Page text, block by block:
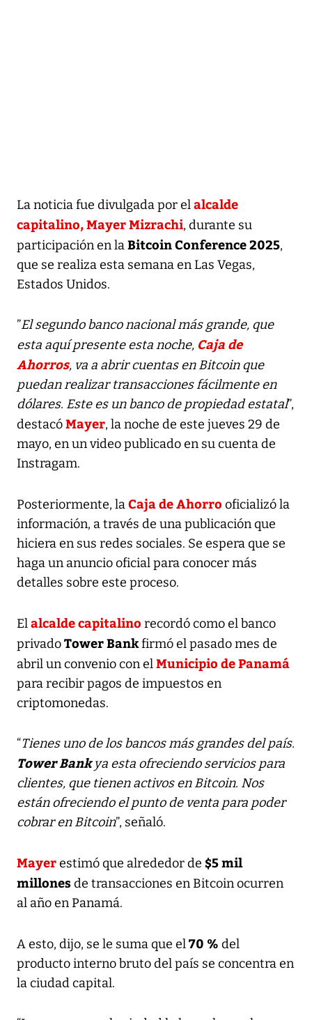
La noticia fue divulgada por elalcalde
capitalino, Mayer Mizrachi, durante su
participación en laBitcoin Conference 2025,
que se realiza esta semana en Las Vegas,
Estados Unidos.
”El segundo banco nacional más grande, que
esta aquí presente esta noche, Caja de
Ahorros, va a abrir cuentas en Bitcoin que
puedan realizar transacciones fácilmente en
dólares. Este es un banco de propiedad estatal”,
destacóMayer, la noche de este jueves 29 de
mayo, en un video publicado en su cuenta de
Instragam.
Posteriormente, laCaja de Ahorro oficializó la
información, a través de una publicación que
hiciera en sus redes sociales. Se espera que se
haga un anuncio oficial para conocer más
detalles sobre este proceso.
Elalcalde capitalino recordó como el banco
privadoTower Bankfirmó el pasado mes de
abril un convenio con elMunicipio de Panamá
para recibir pagos de impuestos en
criptomonedas.
“Tienes uno de los bancos más grandes del país.
Tower Bankya esta ofreciendo servicios para
clientes, que tienen activos en Bitcoin. Nos
están ofreciendo el punto de venta para poder
cobrar en Bitcoin”, señaló.
Mayerestimó que alrededor de $5 mil
millonesde transacciones en Bitcoin ocurren
al año en Panamá.
A esto, dijo, se le suma que el70 % del
producto interno bruto del país se concentra en
la ciudad capital.